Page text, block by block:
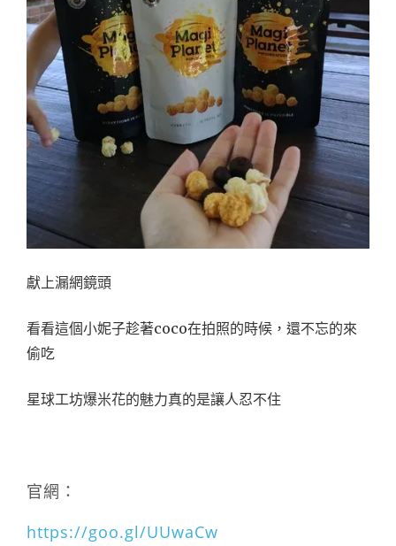
獻上漏網鏡頭
看看這個小妮子趁著coco在拍照的時候，還不忘的來
偷吃
星球工坊爆米花的魅力真的是讓人忍不住
官網：
https://goo.gl/UUwaCw